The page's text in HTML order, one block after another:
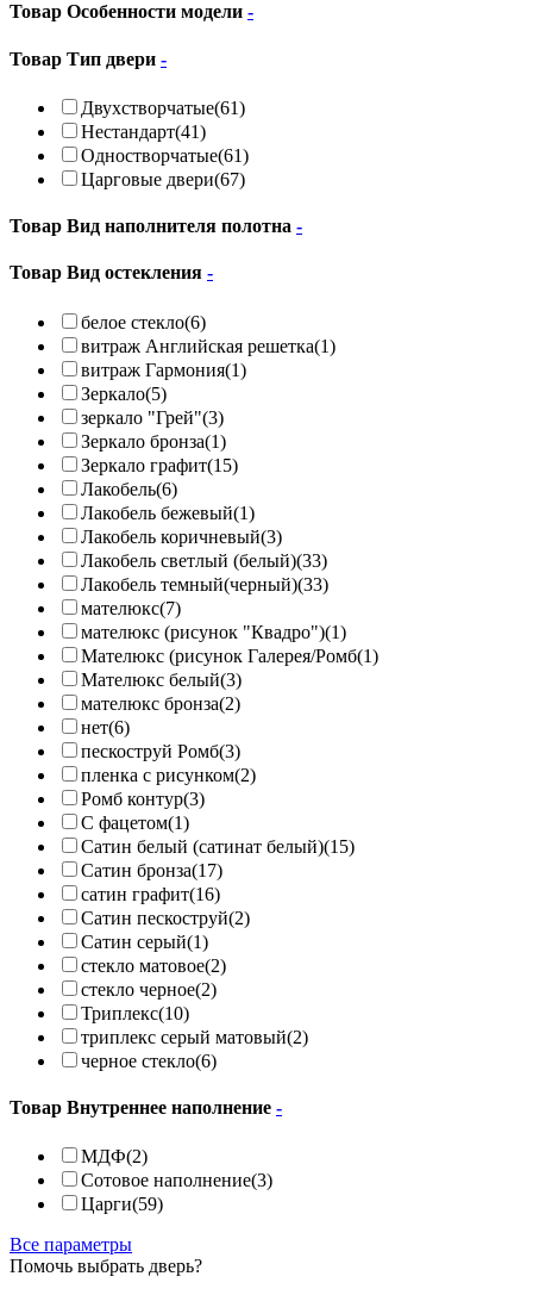
Товар Особенности модели -
Товар Тип двери -
Двухстворчатые(61)
Нестандарт(41)
Одностворчатые(61)
Царговые двери(67)
Товар Вид наполнителя полотна -
Товар Вид остекления -
белое стекло(6)
витраж Английская решетка(1)
витраж Гармония(1)
Зеркало(5)
зеркало "Грей"(3)
Зеркало бронза(1)
Зеркало графит(15)
Лакобель(6)
Лакобель бежевый(1)
Лакобель коричневый(3)
Лакобель светлый (белый)(33)
Лакобель темный(черный)(33)
мателюкс(7)
мателюкс (рисунок "Квадро")(1)
Мателюкс (рисунок Галерея/Ромб(1)
Мателюкс белый(3)
мателюкс бронза(2)
нет(6)
пескоструй Ромб(3)
пленка с рисунком(2)
Ромб контур(3)
С фацетом(1)
Сатин белый (сатинат белый)(15)
Сатин бронза(17)
сатин графит(16)
Сатин пескоструй(2)
Сатин серый(1)
стекло матовое(2)
стекло черное(2)
Триплекс(10)
триплекс серый матовый(2)
черное стекло(6)
Товар Внутреннее наполнение -
МДФ(2)
Сотовое наполнение(3)
Царги(59)
Все параметры
Помочь выбрать дверь?